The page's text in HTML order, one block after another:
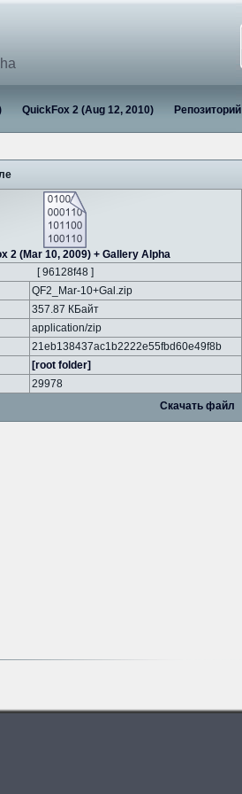
QuickFox 2 (Aug 12, 2010) Репозиторий
2 (Mar 10, 2009) + Gallery Alpha
[ 96128f48 ]
QF2_Mar-10+Gal.zip
357.87 КБайт
application/zip
21eb138437ac1b2222e55fbd60e49f8b
[root folder]
29978
Скачать файл